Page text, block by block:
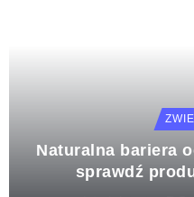
Naturalna bariera
sprawdź